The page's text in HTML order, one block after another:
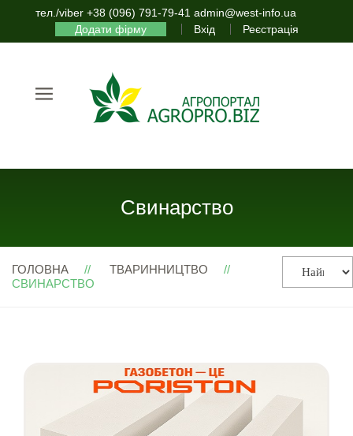
тел./viber +38 (096) 791-79-41 admin@west-info.ua
Додати фірму
Вхід Реєстрація
Свинарство
ГОЛОВНА
ТВАРИННИЦТВО
СВИНАРСТВО